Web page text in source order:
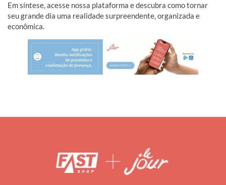
Em síntese, acesse nossa plataforma e descubra como tornar
seu grande dia uma realidade surpreendente, organizada e
econômica.